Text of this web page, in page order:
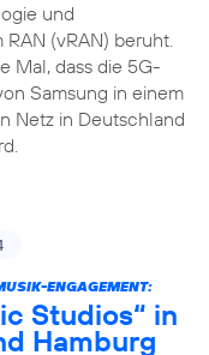
und
(vRAN) beruht.
Mal, dass die 5G-
Samsung in einem
Netz in Deutschland
ENGAGEMENT:
Studios“ in
Hamburg